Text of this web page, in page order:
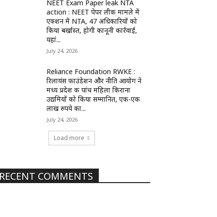
NEET Exam Paper leak NTA
action : NEET पेपर लीक मामले में
एक्शन में NTA, 47 अधिकारियों को
किया बर्खास्त, होगी कानूनी कार्रवाई,
यहां...
July 24, 2026
Reliance Foundation RWKE :
रिलायंस फाउंडेशन और नीति आयोग ने
मध्य प्रदेश की पांच महिला किराना
उद्यमियों को किया सम्मानित, एक-एक
लाख रुपये का...
July 24, 2026
Load more
COMMENTS